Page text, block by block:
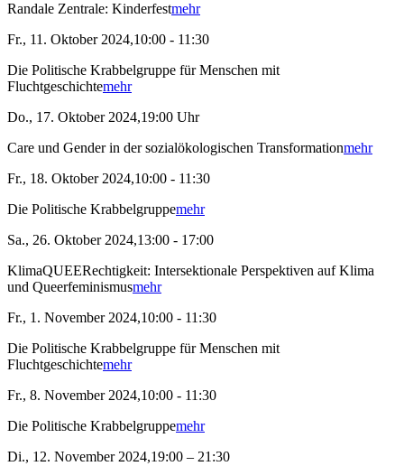
Randale Zentrale: Kinderfestmehr
Fr., 11. Oktober 2024,10:00 - 11:30
Die Politische Krabbelgruppe für Menschen mit
Fluchtgeschichtemehr
Do., 17. Oktober 2024,19:00 Uhr
Care und Gender in der sozialökologischen Transformationmehr
Fr., 18. Oktober 2024,10:00 - 11:30
Die Politische Krabbelgruppemehr
Sa., 26. Oktober 2024,13:00 - 17:00
KlimaQUEERechtigkeit: Intersektionale Perspektiven auf Klima
und Queerfeminismusmehr
Fr., 1. November 2024,10:00 - 11:30
Die Politische Krabbelgruppe für Menschen mit
Fluchtgeschichtemehr
Fr., 8. November 2024,10:00 - 11:30
Die Politische Krabbelgruppemehr
Di., 12. November 2024,19:00 – 21:30